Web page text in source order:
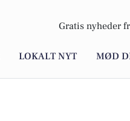
Gratis nyheder
LOKALT NYT MØD